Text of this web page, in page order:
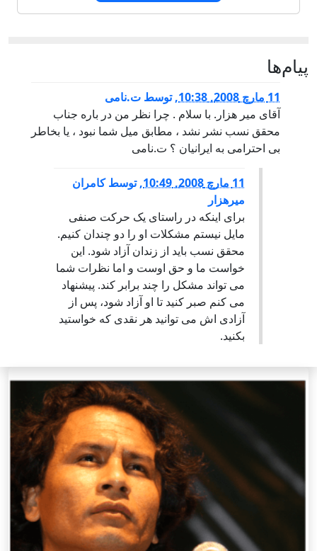
پيام‌ها
11 مارچ 2008, 10:38 ,توسط ت.نامی
آقای مير هزار. با سلام . چرا نظر من در باره جناب
محقق نسب نشر نشد ، مطابق ميل شما نبود ، يا بخاطر
بی احترامی به ايرانيان ؟ ت.نامی
11 مارچ 2008, 10:49 ,توسطکامران
ميرهزار
برای اينکه در راستای يک حرکت صنفی
مايل نيستم مشکلات او را دو چندان کنيم.
محقق نسب بايد از زندان آزاد شود. اين
خواست ما و حق اوست و اما نظرات شما
می تواند مشکل را چند برابر کند. پيشنهاد
می کنم صبر کنيد تا او آزاد شود، پس از
آزادی اش می توانيد هر نقدی که خواستيد
بکنيد.